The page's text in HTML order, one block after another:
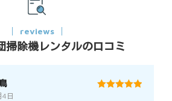
reviews
掃除機レンタルの口コミ
日